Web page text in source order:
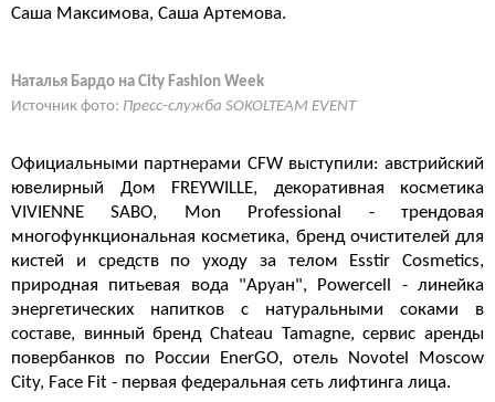
Саша Максимова, Саша Артемова.
Наталья Бардо на City Fashion Week
Источник фото: Пресс-служба SOKOLTEAM EVENT
Официальными партнерами CFW выступили: австрийский
ювелирный Дом FREYWILLE, декоративная косметика
VIVIENNE SABO, Mon Professional - трендовая
многофункциональная косметика, бренд очистителей для
кистей и средств по уходу за телом Esstir Cosmetics,
природная питьевая вода "Аруан", Powercell - линейка
энергетических напитков с натуральными соками в
составе, винный бренд Chateau Tamagne, сервис аренды
повербанков по России EnerGO, отель Novotel Moscow
City, Face Fit - первая федеральная сеть лифтинга лица.